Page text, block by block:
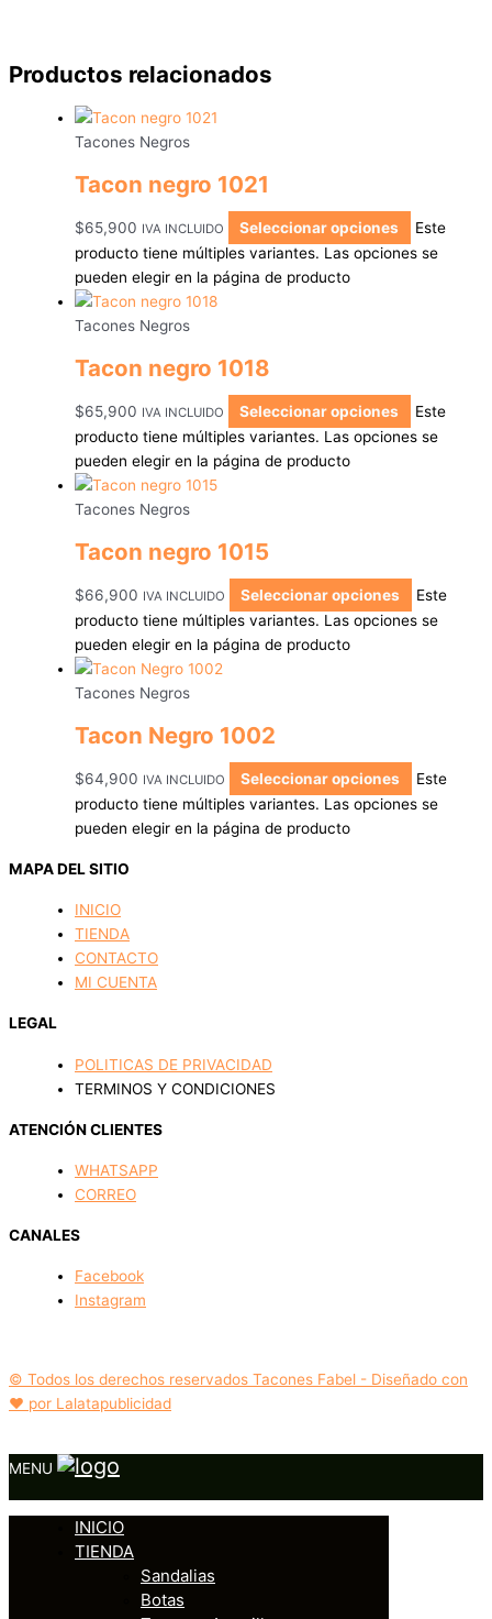
Productos relacionados
Tacones Negros
Tacon negro 1021
$65,900 IVA INCLUIDO Seleccionar opciones
Este
producto tiene múltiples variantes. Las opciones se
pueden elegir en la página de producto
Tacones Negros
Tacon negro 1018
$65,900 IVA INCLUIDO Seleccionar opciones
Este
producto tiene múltiples variantes. Las opciones se
pueden elegir en la página de producto
Tacones Negros
Tacon negro 1015
$66,900 IVA INCLUIDO Seleccionar opciones
Este
producto tiene múltiples variantes. Las opciones se
pueden elegir en la página de producto
Tacones Negros
Tacon Negro 1002
$64,900 IVA INCLUIDO Seleccionar opciones
Este
producto tiene múltiples variantes. Las opciones se
pueden elegir en la página de producto
MAPA DEL SITIO
INICIO
TIENDA
CONTACTO
MI CUENTA
LEGAL
POLITICAS DE PRIVACIDAD
TERMINOS Y CONDICIONES
ATENCIÓN CLIENTES
WHATSAPP
CORREO
CANALES
Facebook
Instagram
© Todos los derechos reservados Tacones Fabel - Diseñado con
❤️ por Lalatapublicidad
MENU
INICIO
TIENDA
Sandalias
Botas